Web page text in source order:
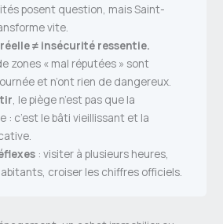
posent question, mais Saint-
vite.
≠ insécurité ressentie.
zones « mal réputées » sont
et n’ont rien de dangereux.
, le piège n’est pas que la
: c’est le bâti vieillissant et la
: visiter à plusieurs heures,
croiser les chiffres officiels.